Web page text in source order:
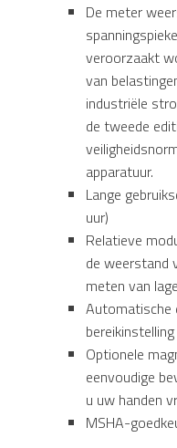
De meter
veroorzaakt
van
industriële
de tweede
apparatuur.
Lange
uur)
Relatieve
de weerstand
meten van
Automatische
Optionele
eenvoudige
u uw handen
MSHA-